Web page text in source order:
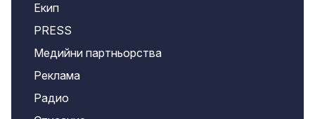
Екип
PRESS
Медийни партньорства
Реклама
Радио